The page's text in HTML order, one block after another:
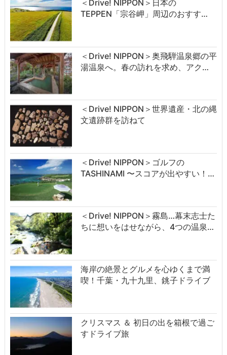
＜Drive! NIPPON＞日本の
TEPPEN「宗谷岬」周辺のおすす…
＜Drive! NIPPON＞奥飛騨温泉郷の平
湯温泉へ。春の訪れを求め、アク…
＜Drive! NIPPON＞世界遺産・北の縄
文遺跡群を訪ねて
＜Drive! NIPPON＞ゴルフの
TASHINAMI 〜スコアが出やすい！…
＜Drive! NIPPON＞霧島…幕末志士た
ちに想いをはせながら、4つの温泉…
海岸の絶景とグルメを心ゆくまで満
喫！千葉・九十九里、銚子ドライブ
クリスマス ＆ 初日の出を箱根で過ご
すドライブ旅